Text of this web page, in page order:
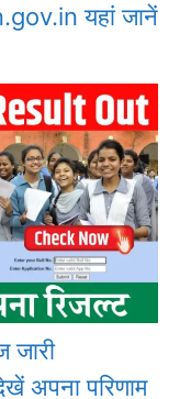
यहां जानें
जारी
अपना परिणाम